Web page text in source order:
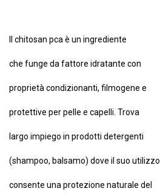
Il chitosan pca è un ingrediente
che funge da fattore idratante con
proprietà condizionanti, filmogene e
protettive per pelle e capelli. Trova
largo impiego in prodotti detergenti
(shampoo, balsamo) dove il suo utilizzo
consente una protezione naturale del